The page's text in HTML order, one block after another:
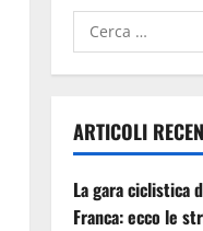
ARTICOLI
La gara ciclistica
Franca: ecco le